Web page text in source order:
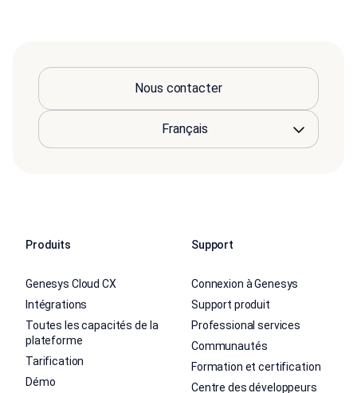
Nous contacter
Produits
Genesys Cloud CX
Intégrations
Toutes les capacités de la
plateforme
Tarification
Démo
Support
Connexion à Genesys
Support produit
Professional services
Communautés
Formation et certification
Centre des développeurs